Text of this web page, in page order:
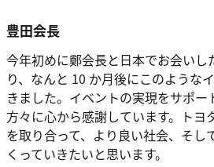
豊田会長
今年初めに鄭会⻑と日本でお会い
り、なんと 10 か月後にこのような
きました。イベントの実現をサポ
方々に心から感謝しています。トヨ
を取り合って、より良い社会、そし
くっていきたいと思います。